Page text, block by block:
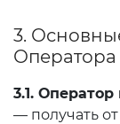
3.
Оператора
3.1.
— получать